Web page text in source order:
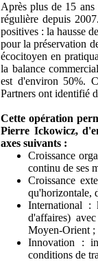
Après plus de 15 ans
régulière depuis
positives : la hausse
pour la préservation
écocitoyen en
la balance
est d'environ 50%.
Partners ont identifié
Cette opération
Pierre Ickowicz,
axes suivants :
Croissance
continu de ses
Croissance
qu'horizontale,
International :
d'affaires)
Moyen-Orient ;
Innovation :
conditions de